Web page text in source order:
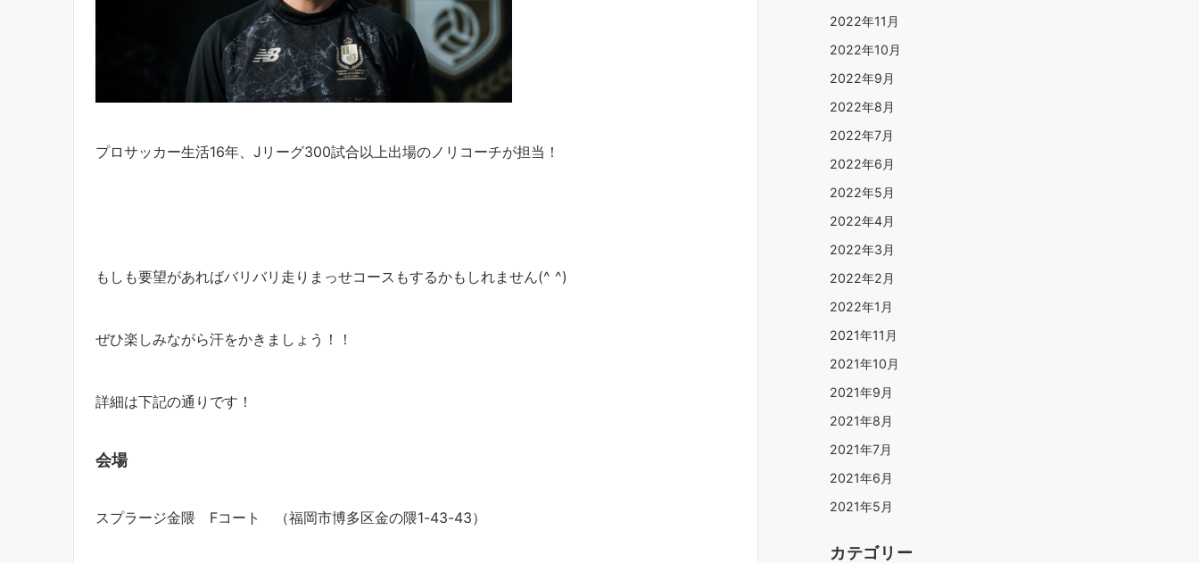
プロサッカー生活16年、Jリーグ300試合以上出場のノリコーチが担当！
もしも要望があればバリバリ走りまっせコースもするかもしれません(^ ^)
ぜひ楽しみながら汗をかきましょう！！
詳細は下記の通りです！
会場
スプラージ金隈 Fコート （福岡市博多区金の隈1-43-43）
2022年11月
2022年10月
2022年9月
2022年8月
2022年7月
2022年6月
2022年5月
2022年4月
2022年3月
2022年2月
2022年1月
2021年11月
2021年10月
2021年9月
2021年8月
2021年7月
2021年6月
2021年5月
カテゴリー